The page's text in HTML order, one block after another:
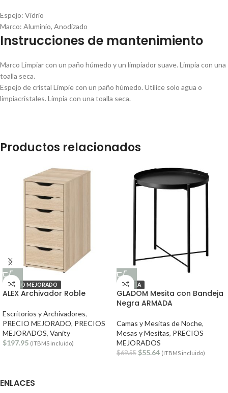
Espejo: Vidrio
Marco: Aluminio, Anodizado
Instrucciones de mantenimiento
Marco Limpiar con un paño húmedo y un limpiador suave. Limpia con una
toalla seca.
Espejo de cristal Limpie con un paño húmedo. Utilice solo agua o
limpiacristales. Limpia con una toalla seca.
Productos relacionados
PRECIO MEJORADO
ALEX Archivador Roble
Escritorios y Archivadores,
PRECIO MEJORADO, PRECIOS
MEJORADOS, Vanity
$197.95 (ITBMS incluido)
OFERTA
GLADOM Mesita con Bandeja
Negra ARMADA
Camas y Mesitas de Noche,
Mesas y Mesitas, PRECIOS
MEJORADOS
$69.55 $55.64 (ITBMS incluido)
ENLACES